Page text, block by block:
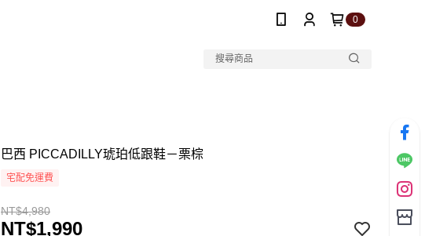
0
巴西 PICCADILLY琥珀低跟鞋－栗棕
宅配免運費
NT$4,980
NT$1,990